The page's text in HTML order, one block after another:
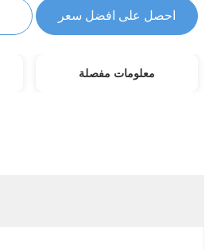
احصل على افضل سعر
معلومات مفصلة